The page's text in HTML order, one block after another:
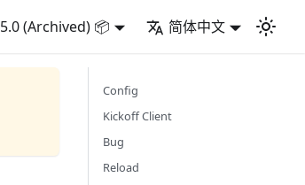
5.0 (Archived) 📦 简体中文
Config
Kickoff Client
Bug
Reload